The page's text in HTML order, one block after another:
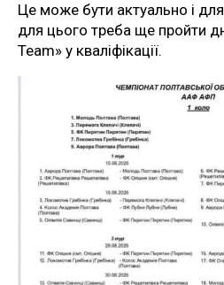
Це може бути актуально і
для цього треба ще пройти
Team» у кваліфікації.